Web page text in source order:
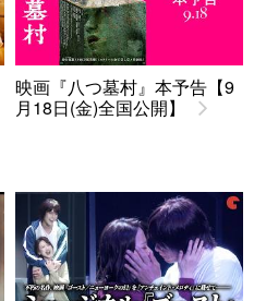
映画『八つ墓村』本予告【9
月18日(金)全国公開】